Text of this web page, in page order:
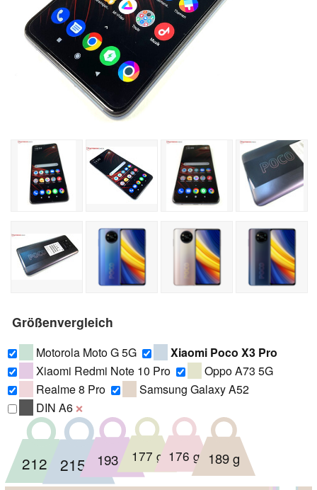
Größenvergleich
Motorola Moto G 5G
Xiaomi Poco X3 Pro
Xiaomi Redmi Note 10 Pro
Oppo A73 5G
Realme 8 Pro
Samsung Galaxy A52
DIN A6 ❌
212 g 215 g 193 g 177 g 176 g 189 g